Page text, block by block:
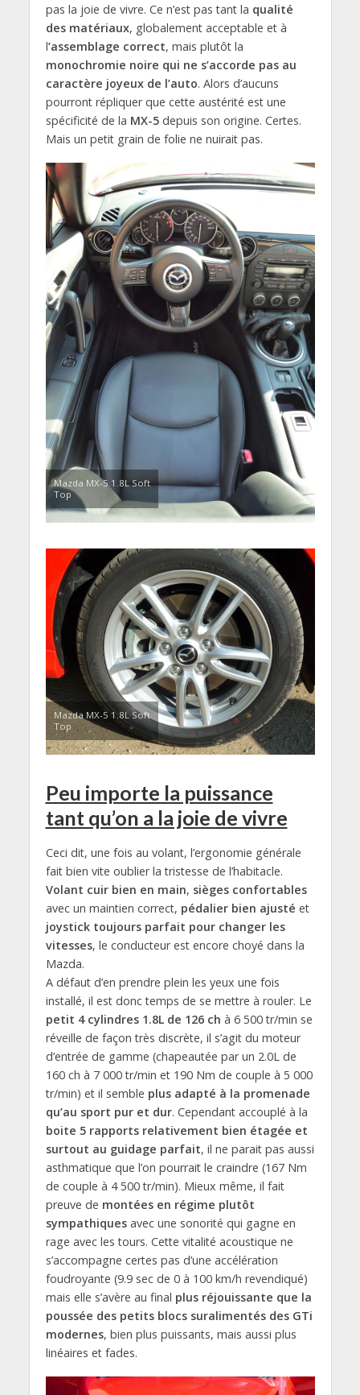
pas la joie de vivre. Ce n’est pas tant la qualité
des matériaux, globalement acceptable et à
l’assemblage correct, mais plutôt la
monochromie noire qui ne s’accorde pas au
caractère joyeux de l’auto. Alors d’aucuns
pourront répliquer que cette austérité est une
spécificité de la MX-5depuis son origine. Certes.
Mais un petit grain de folie ne nuirait pas.
Mazda MX-5 1.8L Soft
Top
Mazda MX-5 1.8L Soft
Top
Peu importe la puissance
tant qu’on a la joie de vivre
Ceci dit, une fois au volant, l’ergonomie générale
fait bien vite oublier la tristesse de l’habitacle.
Volant cuir bien en main, sièges confortables
avec un maintien correct, pédalier bien ajusté et
joystick toujours parfait pour changer les
vitesses, le conducteur est encore choyé dans la
Mazda.
A défaut d’en prendre plein les yeux une fois
installé, il est donc temps de se mettre à rouler. Le
petit 4 cylindres 1.8L de 126 ch à 6 500 tr/min se
réveille de façon très discrète, il s’agit du moteur
d’entrée de gamme (chapeautée par un 2.0L de
160 ch à 7 000 tr/min et 190 Nm de couple à 5 000
tr/min) et il semble plus adapté à la promenade
qu’au sport pur et dur. Cependant accouplé à la
boite 5 rapports relativement bien étagée et
surtout au guidage parfait, il ne parait pas aussi
asthmatique que l’on pourrait le craindre (167 Nm
de couple à 4 500 tr/min). Mieux même, il fait
preuve de montées en régime plutôt
sympathiquesavec une sonorité qui gagne en
rage avec les tours. Cette vitalité acoustique ne
s’accompagne certes pas d’une accélération
foudroyante (9.9 sec de 0 à 100 km/h revendiqué)
mais elle s’avère au final plus réjouissante que la
poussée des petits blocs suralimentés des GTi
modernes, bien plus puissants, mais aussi plus
linéaires et fades.